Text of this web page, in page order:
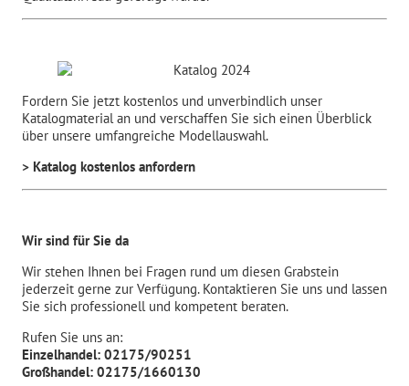
Fordern Sie jetzt kostenlos und unverbindlich unser
Katalogmaterial an und verschaffen Sie sich einen Überblick
über unsere umfangreiche Modellauswahl.
> Katalog kostenlos anfordern
Wir sind für Sie da
Wir stehen Ihnen bei Fragen rund um diesen Grabstein
jederzeit gerne zur Verfügung. Kontaktieren Sie uns und lassen
Sie sich professionell und kompetent beraten.
Rufen Sie uns an:
Einzelhandel: 02175/90251
Großhandel: 02175/1660130